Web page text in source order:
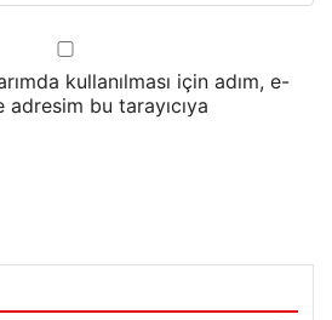
kullanılması için adım, e-
bu tarayıcıya